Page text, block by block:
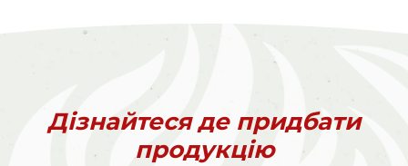
Дізнайтеся де придбати
продукцію